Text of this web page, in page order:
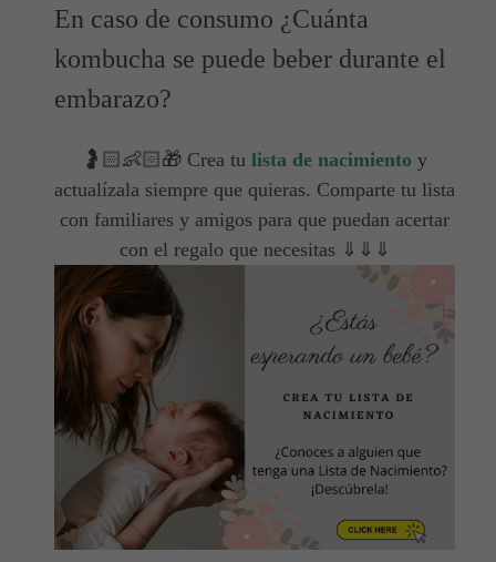
En caso de consumo ¿Cuánta
kombucha se puede beber durante el
embarazo?
🤰🏻👶🏻🎁 Crea tu lista de nacimiento y
actualízala siempre que quieras. Comparte tu lista
con familiares y amigos para que puedan acertar
con el regalo que necesitas ⇓⇓⇓